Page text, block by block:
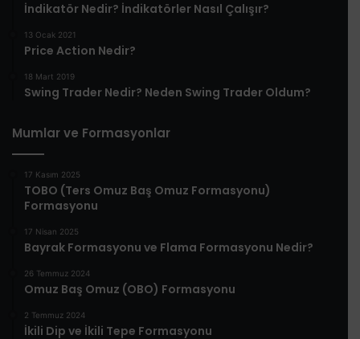
İndikatör Nedir? İndikatörler Nasıl Çalışır?
13 Ocak 2021
Price Action Nedir?
18 Mart 2019
Swing Trader Nedir? Neden Swing Trader Oldum?
Mumlar ve Formasyonlar
17 Kasım 2025
TOBO (Ters Omuz Baş Omuz Formasyonu)
Formasyonu
17 Nisan 2025
Bayrak Formasyonu ve Flama Formasyonu Nedir?
26 Temmuz 2024
Omuz Baş Omuz (OBO) Formasyonu
2 Temmuz 2024
İkili Dip ve İkili Tepe Formasyonu